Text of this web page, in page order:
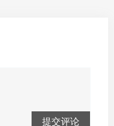
提交评论